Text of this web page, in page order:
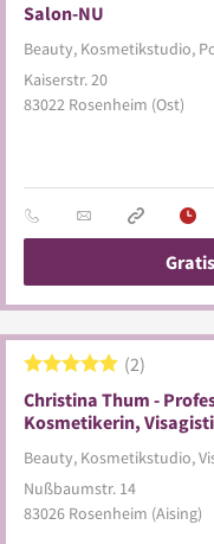
Salon-NU
Beauty, Kosmetikstudio,
Kaiserstr. 20
83022 Rosenheim (Ost)
Christina Thum -
Kosmetikerin,
Beauty, Kosmetikstudio,
2
Nußbaumstr. 14
83026 Rosenheim (Aising)